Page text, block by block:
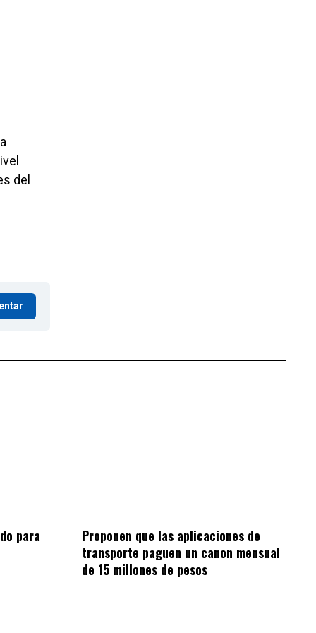
del
para
Proponen que las aplicaciones de
transporte paguen un canon mensual
de 15 millones de pesos